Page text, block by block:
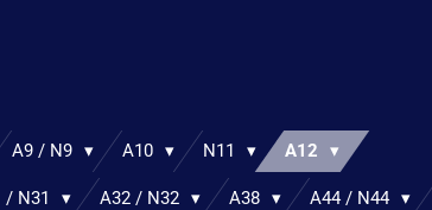
A9 / N9 A10 N11 A12
/ N31 A32 / N32 A38 A44 / N44